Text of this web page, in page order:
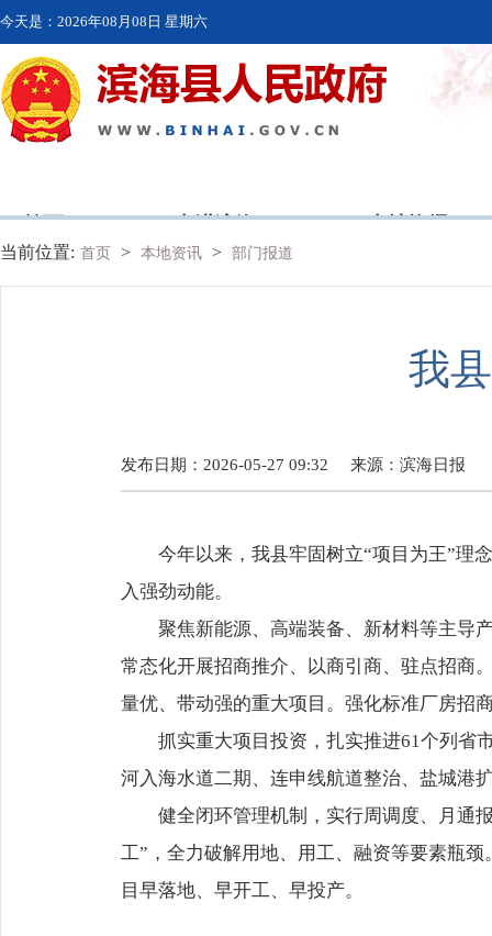
今天是： 2026年08月08日 星期六
首页 走进滨海 本地资讯
当前位置: 首页 > 本地资讯 > 部门报道
我
发布日期：2026-05-27 09:32 来源： 滨海日报
今年以来，我县牢固树立“项目为王”理
入强劲动能。
聚焦新能源、高端装备、新材料等主导
常态化开展招商推介、以商引商、驻点招商
量优、带动强的重大项目。强化标准厂房招
抓实重大项目投资，扎实推进61个列省
河入海水道二期、连申线航道整治、盐城港
健全闭环管理机制，实行周调度、月通
工”，全力破解用地、用工、融资等要素瓶
目早落地、早开工、早投产。